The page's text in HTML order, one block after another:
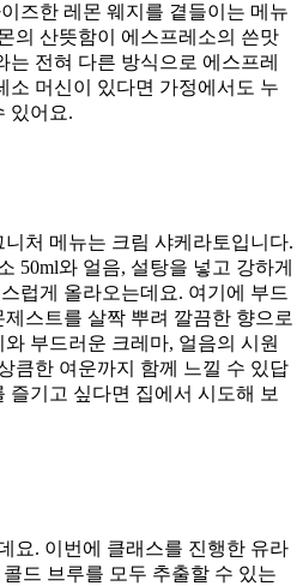
즈한 레몬 웨지를 곁들이는 메뉴
의 산뜻함이 에스프레소의 쓴맛
는 전혀 다른 방식으로 에스프레
소 머신이 있다면 가정에서도 누
있어요.
처 메뉴는 크림 샤케라토입니다.
50ml와 얼음, 설탕을 넣고 강하게
럽게 올라오는데요. 여기에 부드
스트를 살짝 뿌려 깔끔한 향으로
부드러운 크레마, 얼음의 시원
큼한 여운까지 함께 느낄 수 있답
즐기고 싶다면 집에서 시도해 보
요. 이번에 클래스를 진행한 유라
드 브루를 모두 추출할 수 있는